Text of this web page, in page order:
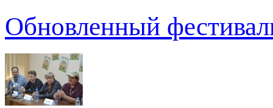
Обновленный